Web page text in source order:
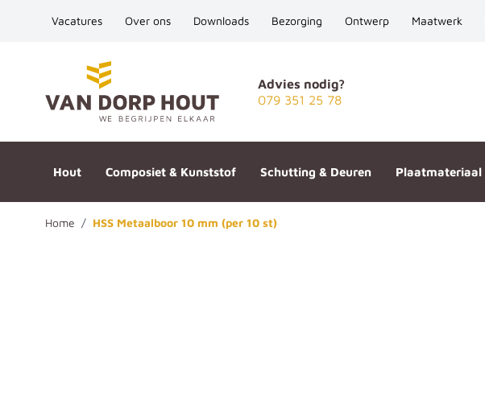
Vacatures Over ons Downloads Bezorging Ontwerp Maatwerk
Advies nodig?
079 351 25 78
Hout Composiet & Kunststof Schutting & Deuren Plaatmateriaal
Home / HSS Metaalboor 10 mm (per 10 st)